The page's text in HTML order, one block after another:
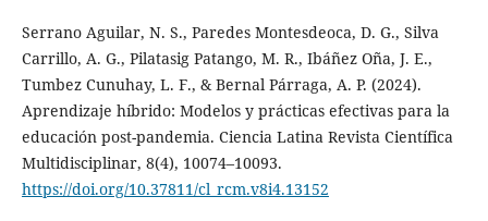
Serrano Aguilar, N. S., Paredes Montesdeoca, D. G., Silva
Carrillo, A. G., Pilatasig Patango, M. R., Ibáñez Oña, J. E.,
Tumbez Cunuhay, L. F., & Bernal Párraga, A. P. (2024).
Aprendizaje híbrido: Modelos y prácticas efectivas para la
educación post-pandemia. Ciencia Latina Revista Científica
Multidisciplinar, 8(4), 10074–10093.
https://doi.org/10.37811/cl_rcm.v8i4.13152